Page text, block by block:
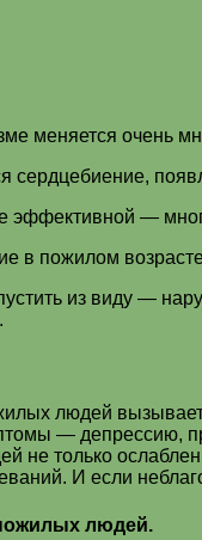
меняется очень
сердцебиение,
—
в пожилом
из виду —
людей
— депрессию,
только
И если
людей.